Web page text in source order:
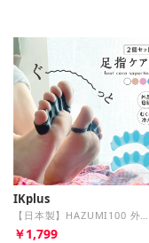
IKplus
【日本製】HAZUMI100 外反母趾 痛くないパンプス グッズ【返品不可商品】 （ホワイト）
￥1,799